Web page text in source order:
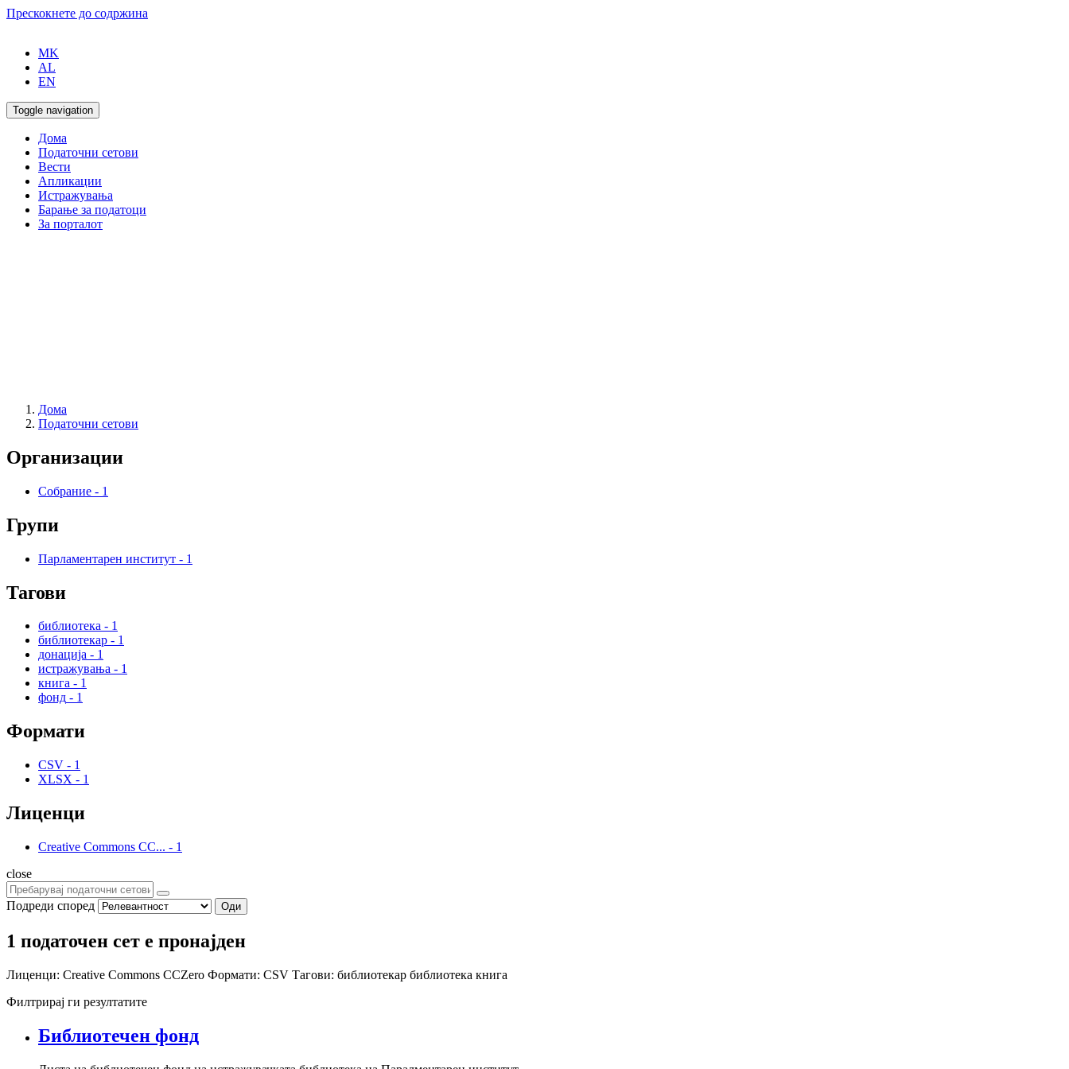
Прескокнете до содржина
MK
AL
EN
Toggle navigation
Дома
Податочни сетови
Вести
Апликации
Истражувања
Барање за податоци
За порталот
Дома
Податочни сетови
Организации
Собрание - 1
Групи
Парламентарен институт - 1
Тагови
библиотека - 1
библиотекар - 1
донација - 1
истражувања - 1
книга - 1
фонд - 1
Формати
CSV - 1
XLSX - 1
Лиценци
Creative Commons CC... - 1
close
Подреди според Оди
1 податочен сет е пронајден
Лиценци: Creative Commons CCZero Формати: CSV Тагови: библиотекар библиотека книга
Филтрирај ги резултатите
Библиотечен фонд